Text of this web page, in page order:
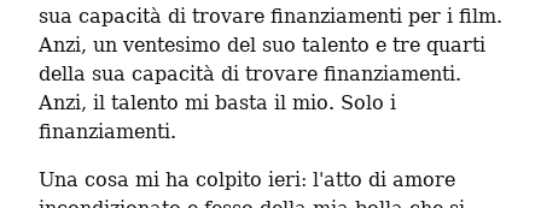
sua capacità di trovare finanziamenti per i film.
Anzi, un ventesimo del suo talento e tre quarti
della sua capacità di trovare finanziamenti.
Anzi, il talento mi basta il mio. Solo i
finanziamenti.
Una cosa mi ha colpito ieri: l'atto di amore